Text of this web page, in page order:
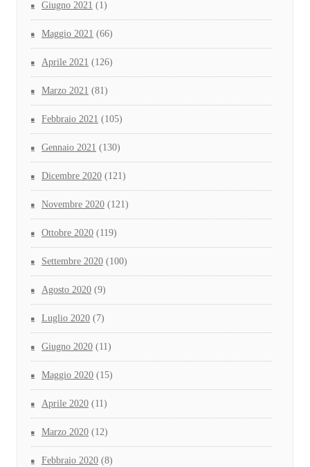
Giugno 2021 (1)
Maggio 2021 (66)
Aprile 2021 (126)
Marzo 2021 (81)
Febbraio 2021 (105)
Gennaio 2021 (130)
Dicembre 2020 (121)
Novembre 2020 (121)
Ottobre 2020 (119)
Settembre 2020 (100)
Agosto 2020 (9)
Luglio 2020 (7)
Giugno 2020 (11)
Maggio 2020 (15)
Aprile 2020 (11)
Marzo 2020 (12)
Febbraio 2020 (8)